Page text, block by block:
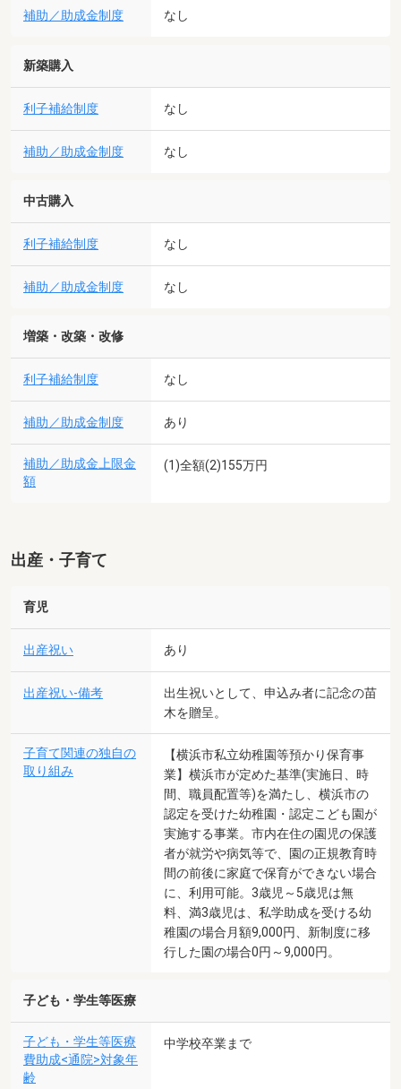
補助／助成金制度 なし
新築購入
利子補給制度 なし
補助／助成金制度 なし
中古購入
利子補給制度 なし
補助／助成金制度 なし
増築・改築・改修
利子補給制度 なし
補助／助成金制度 あり
補助／助成金上限金
額
(1)全額(2)155万円
出産・子育て
育児
出産祝い あり
出産祝い-備考
出生祝いとして、申込み者に記念の苗
木を贈呈。
子育て関連の独自の
取り組み
【横浜市私立幼稚園等預かり保育事
業】横浜市が定めた基準(実施日、時
間、職員配置等)を満たし、横浜市の
認定を受けた幼稚園・認定こども園が
実施する事業。市内在住の園児の保護
者が就労や病気等で、園の正規教育時
間の前後に家庭で保育ができない場合
に、利用可能。3歳児～5歳児は無
料、満3歳児は、私学助成を受ける幼
稚園の場合月額9,000円、新制度に移
行した園の場合0円～9,000円。
子ども・学生等医療
子ども・学生等医療
費助成<通院>対象年
齢
中学校卒業まで